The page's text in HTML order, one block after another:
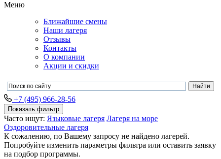
Меню
Ближайшие смены
Наши лагеря
Отзывы
Контакты
О компании
Акции и скидки
+7 (495) 966-28-56
Показать фильтр
Часто ищут: Языковые лагеря Лагеря на море
Оздоровительные лагеря
К сожалению, по Вашему запросу не найдено лагерей.
Попробуйте изменить параметры фильтра или оставить заявку
на подбор программы.